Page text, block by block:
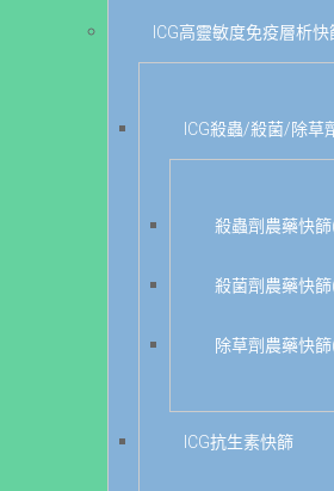
ICG高靈敏度免疫層析快
ICG殺蟲/殺菌/除草
殺蟲劑農藥快
殺菌劑農藥快
除草劑農藥快
ICG抗生素快篩